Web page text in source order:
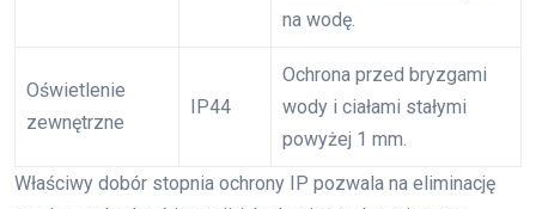
na wodę.
Oświetlenie
zewnętrzne
IP44
Ochrona przed bryzgami
wody i ciałami stałymi
powyżej 1 mm.
Właściwy dobór stopnia ochrony IP pozwala na eliminację